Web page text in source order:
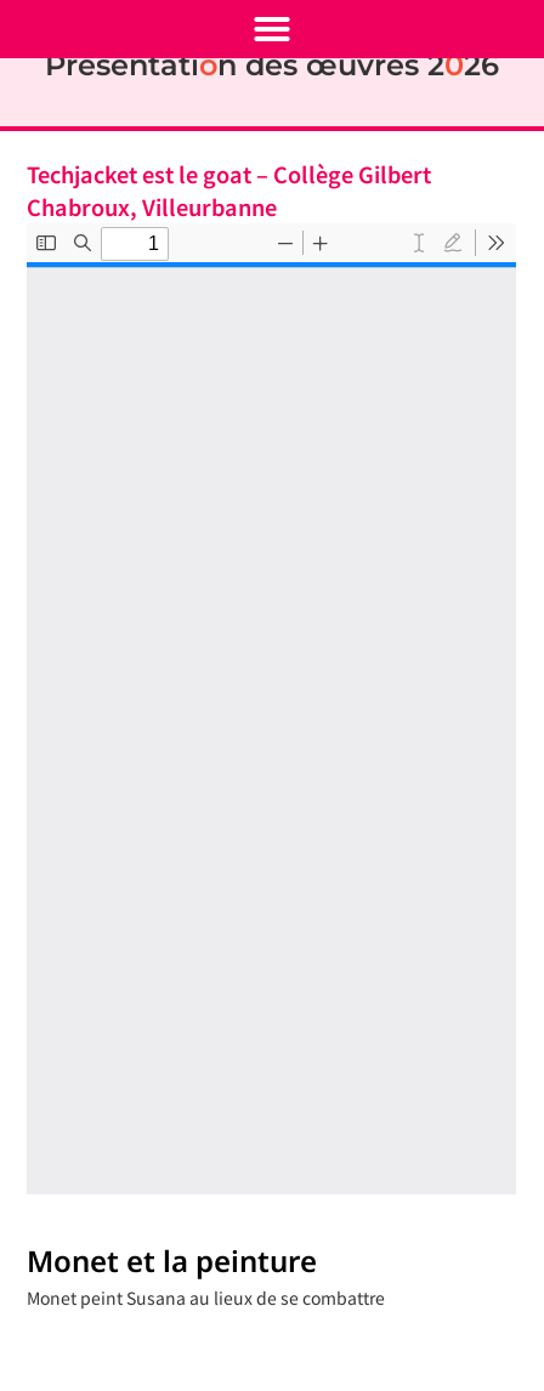
Présentation des œuvres 2026
Techjacket est le goat – Collège Gilbert
Chabroux, Villeurbanne
Monet et la peinture
Monet peint Susana au lieux de se combattre